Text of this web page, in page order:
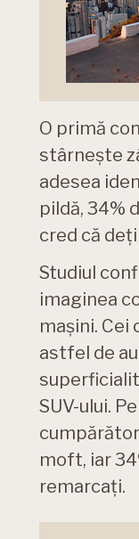
O primă
stârnește
adesea
pildă, 34%
cred că
Studiul
imaginea
mașini. Cei
astfel de
SUV-ului.
moft, iar
remarcați.